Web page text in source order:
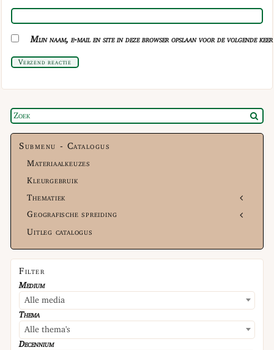
Mijn naam, e-mail en site in deze browser opslaan voor de volgende
Verzend reactie
Submenu - Catalogus
Materiaalkeuzes
Kleurgebruik
Thematiek
Geografische spreiding
Uitleg catalogus
Filter
Medium
Alle media
Thema
Alle thema's
Decennium